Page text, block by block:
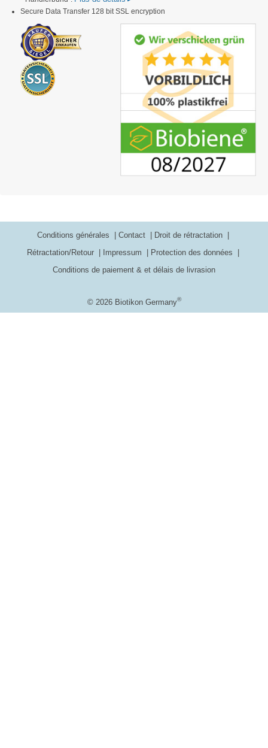
Secure Data Transfer 128 bit SSL encryption
© 2026 Biotikon Germany®
Conditions générales Contact
Droit de rétractation
Rétractation/Retour
Impressum
Protection des données
Conditions de paiement & et délais de livrasion